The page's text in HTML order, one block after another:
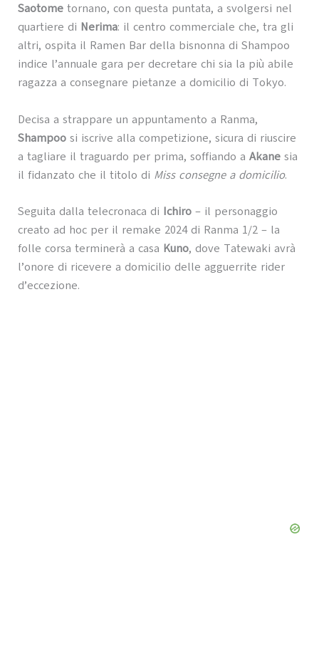
Saotometornano, con questa puntata, a svolgersi nel
quartiere di Nerima: il centro commerciale che, tra gli
altri, ospita il Ramen Bar della bisnonna di Shampoo
indice l’annuale gara per decretare chi sia la più abile
ragazza a consegnare pietanze a domicilio di Tokyo.
Decisa a strappare un appuntamento a Ranma,
Shampoosi iscrive alla competizione, sicura di riuscire
a tagliare il traguardo per prima, soffiando a Akanesia
il fidanzato che il titolo di Miss consegne a domicilio.
Seguita dalla telecronaca di Ichiro– il personaggio
creato ad hoc per il remake 2024 di Ranma 1/2 – la
folle corsa terminerà a casa Kuno, dove Tatewaki avrà
l’onore di ricevere a domicilio delle agguerrite rider
d’eccezione.